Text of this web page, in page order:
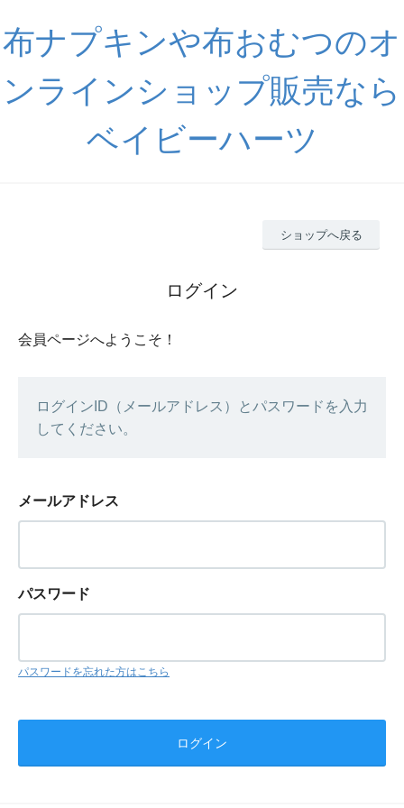
布ナプキンや布おむつのオ
ンラインショップ販売なら
ベイビーハーツ
ショップへ戻る
ログイン
会員ページへようこそ！
ログインID（メールアドレス）とパスワードを入力
してください。
メールアドレス
パスワード
パスワードを忘れた方はこちら